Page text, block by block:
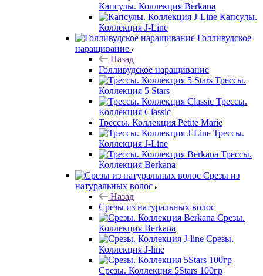
Капсулы. Коллекция Berkana
Капсулы.
Коллекция J-Line
Голливудское
наращивание
Назад
Голливудское наращивание
Трессы.
Коллекция 5 Stars
Трессы.
Коллекция Classic
Трессы. Коллекция Petite Marie
Трессы.
Коллекция J-Line
Трессы.
Коллекция Berkana
Срезы из
натуральных волос
Назад
Срезы из натуральных волос
Срезы.
Коллекция Berkana
Срезы.
Коллекция J-line
Срезы. Коллекция 5Stars 100гр